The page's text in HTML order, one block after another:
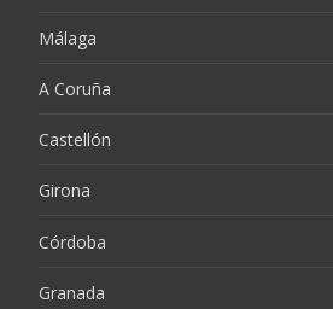
Málaga
A Coruña
Castellón
Girona
Córdoba
Granada